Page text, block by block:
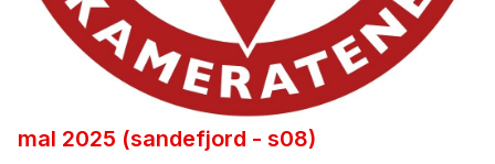
mal 2025 (sandefjord - s08)